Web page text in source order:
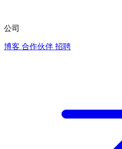
公司
博客 合作伙伴 招聘